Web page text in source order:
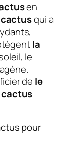
en
cactusqui a
la
le
de le
cactus
pour